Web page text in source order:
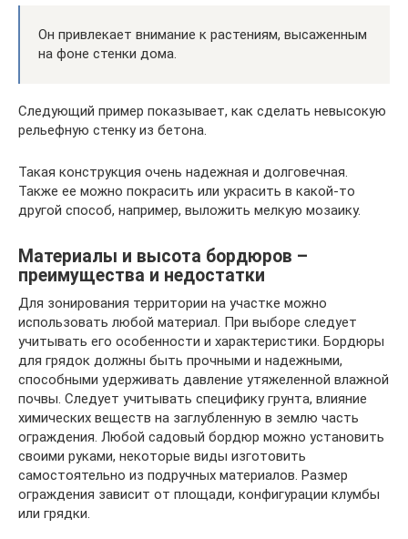
Он привлекает внимание к растениям, высаженным
на фоне стенки дома.
Следующий пример показывает, как сделать невысокую
рельефную стенку из бетона.
Такая конструкция очень надежная и долговечная.
Также ее можно покрасить или украсить в какой-то
другой способ, например, выложить мелкую мозаику.
Материалы и высота бордюров –
преимущества и недостатки
Для зонирования территории на участке можно
использовать любой материал. При выборе следует
учитывать его особенности и характеристики. Бордюры
для грядок должны быть прочными и надежными,
способными удерживать давление утяжеленной влажной
почвы. Следует учитывать специфику грунта, влияние
химических веществ на заглубленную в землю часть
ограждения. Любой садовый бордюр можно установить
своими руками, некоторые виды изготовить
самостоятельно из подручных материалов. Размер
ограждения зависит от площади, конфигурации клумбы
или грядки.